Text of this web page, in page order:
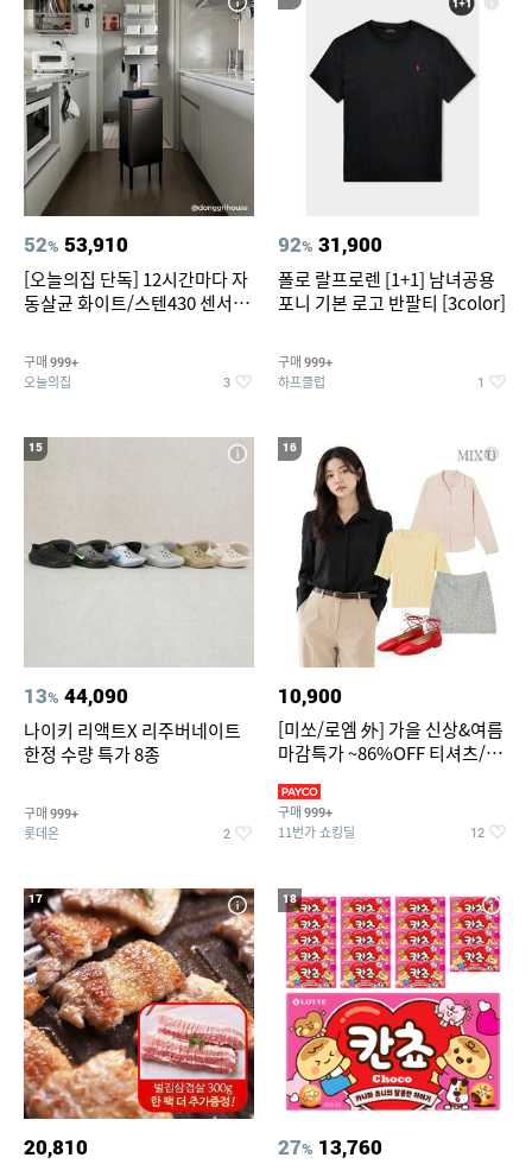
52% 53,910
[오늘의집 단독] 12시간마다 자
동살균 화이트/스텐430 센서휴
구매 999+
오늘의집 3
92% 31,900
폴로 랄프로렌 [1+1] 남녀공용
포니 기본 로고 반팔티 [3color]
구매 999+
하프클럽 1
15
13% 44,090
나이키 리액트X 리주버네이트
한정 수량 특가 8종
구매 999+
롯데온 2
16
10,900
[미쏘/로엠 外] 가을 신상&여름
마감특가 ~86%OFF 티셔츠/슬
구매 999+
11번가 쇼킹딜 12
17
20,810
18
27% 13,760